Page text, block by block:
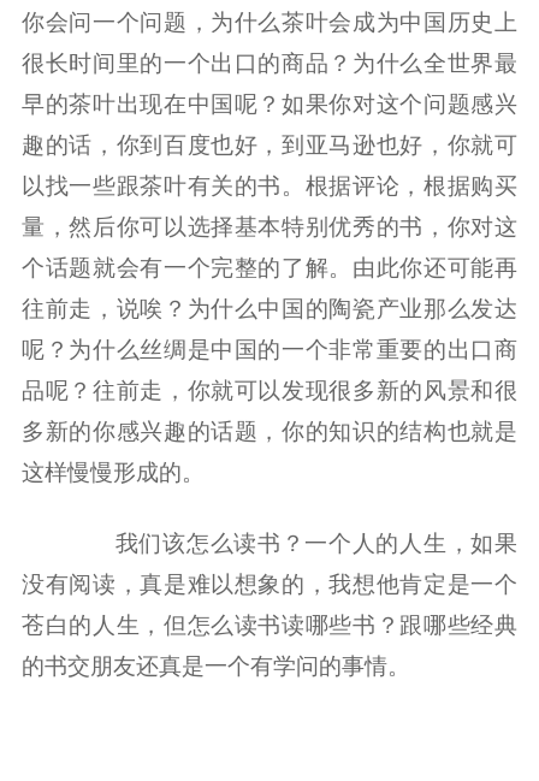
你会问一个问题，为什么茶叶会成为中国历史上
很长时间里的一个出口的商品？为什么全世界最
早的茶叶出现在中国呢？如果你对这个问题感兴
趣的话，你到百度也好，到亚马逊也好，你就可
以找一些跟茶叶有关的书。根据评论，根据购买
量，然后你可以选择基本特别优秀的书，你对这
个话题就会有一个完整的了解。由此你还可能再
往前走，说唉？为什么中国的陶瓷产业那么发达
呢？为什么丝绸是中国的一个非常重要的出口商
品呢？往前走，你就可以发现很多新的风景和很
多新的你感兴趣的话题，你的知识的结构也就是
这样慢慢形成的。
我们该怎么读书？一个人的人生，如果
没有阅读，真是难以想象的，我想他肯定是一个
苍白的人生，但怎么读书读哪些书？跟哪些经典
的书交朋友还真是一个有学问的事情。